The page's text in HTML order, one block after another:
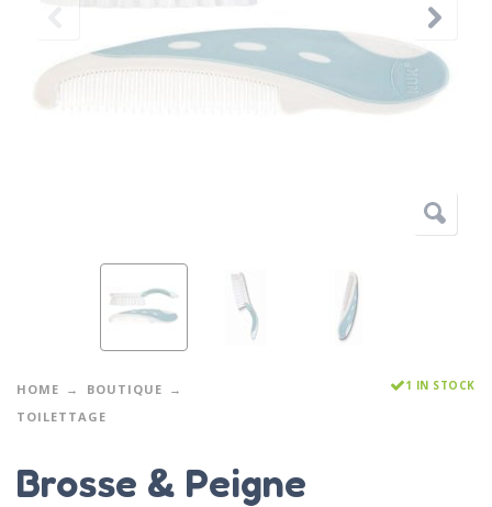
HOME
BOUTIQUE
TOILETTAGE
1 IN STOCK
Brosse & Peigne